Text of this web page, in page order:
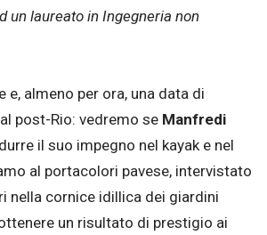
un laureato in Ingegneria non
e, almeno per ora, una data di
post-Rio: vedremo se Manfredi
il suo impegno nel kayak e nel
al portacolori pavese, intervistato
nella cornice idillica dei giardini
un risultato di prestigio ai